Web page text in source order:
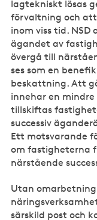
lagtekniskt lösas
förvaltning och
inom viss tid.
ägandet av
övergå till
ses som en
beskattning. Att
innehar en
tillskiftas
successiv
Ett motsvarande
om fastigheterna
närstående
Utan
särskild post och